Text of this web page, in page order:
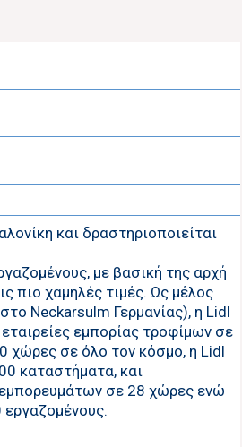
και δραστηριοποιείται
με βασική της αρχή
πιο χαμηλές τιμές. Ως μέλος
Neckarsulm Γερμανίας), η Lidl
εμπορίας τροφίμων σε
χώρες σε όλο τον κόσμο, η Lidl
καταστήματα, και
σε 28 χώρες ενώ